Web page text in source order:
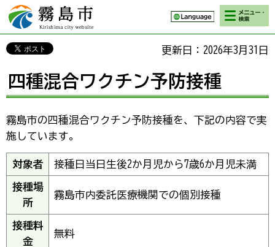
霧島市 Kirishima
city website
検索・メニ
ュー
更新日：2026年3月31日
四種混合ワクチン予防接種
霧島市の四種混合ワクチン予防接種を、下記の内容で実
施しています。
対象者 接種日当日生後2か月児から7歳6か月児未満
接種場
所
霧島市内委託医療機関での個別接種
接種料
金
無料